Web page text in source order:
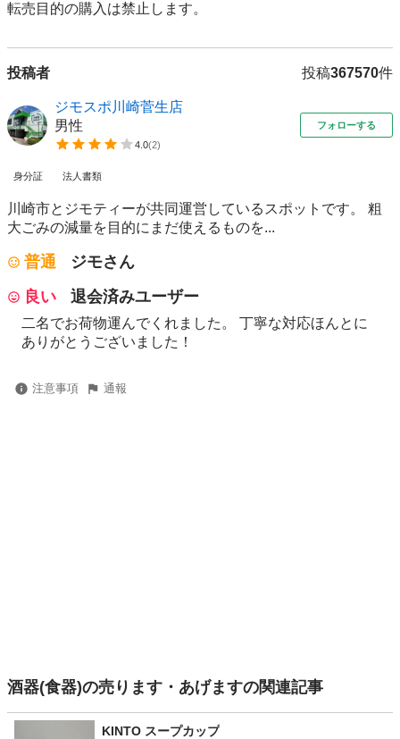
転売⽬的の購⼊は禁⽌します。
投稿者 投稿367570件
ジモスポ川崎菅生店
男性
4.0(2)
フォローする
身分証 法人書類
川崎市とジモティーが共同運営しているスポットです。 粗
⼤ごみの減量を⽬的にまだ使えるものを...
普通
ジモさん
良い
退会済みユーザー
二名でお荷物運んでくれました。 丁寧な対応ほんとに
ありがとうございました！
注意事項 通報
酒器(食器)の売ります・あげますの関連記事
KINTO スープカップ